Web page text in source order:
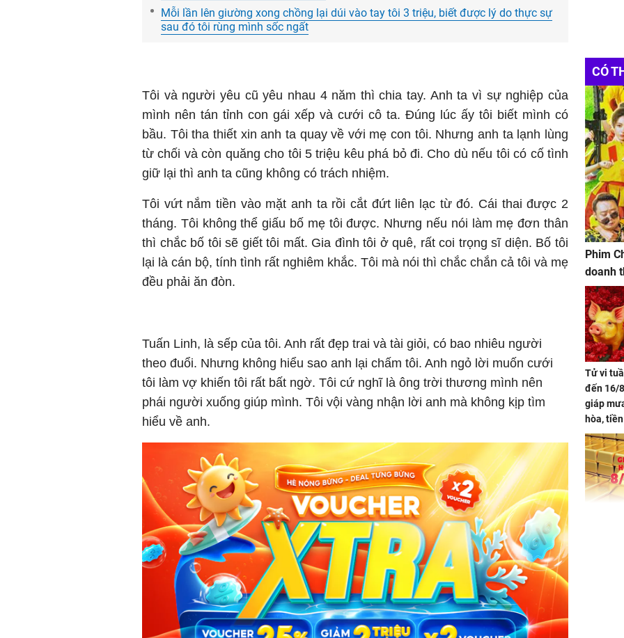
Mỗi lần lên giường xong chồng lại dúi vào tay tôi 3 triệu, biết được lý do thực sự
sau đó tôi rùng mình sốc ngất
Tôi và người yêu cũ yêu nhau 4 năm thì chia tay. Anh ta vì sự nghiệp của
mình nên tán tỉnh con gái xếp và cưới cô ta. Đúng lúc ấy tôi biết mình có
bầu. Tôi tha thiết xin anh ta quay về với mẹ con tôi. Nhưng anh ta lạnh lùng
từ chối và còn quăng cho tôi 5 triệu kêu phá bỏ đi. Cho dù nếu tôi có cố tình
giữ lại thì anh ta cũng không có trách nhiệm.
Tôi vứt nắm tiền vào mặt anh ta rồi cắt đứt liên lạc từ đó. Cái thai được 2
tháng. Tôi không thể giấu bố mẹ tôi được. Nhưng nếu nói làm mẹ đơn thân
thì chắc bố tôi sẽ giết tôi mất. Gia đình tôi ở quê, rất coi trọng sĩ diện. Bố tôi
lại là cán bộ, tính tình rất nghiêm khắc. Tôi mà nói thì chắc chắn cả tôi và mẹ
đều phải ăn đòn.
Tuấn Linh, là sếp của tôi. Anh rất đẹp trai và tài giỏi, có bao nhiêu người
theo đuổi. Nhưng không hiểu sao anh lại chấm tôi. Anh ngỏ lời muốn cưới
tôi làm vợ khiến tôi rất bất ngờ. Tôi cứ nghĩ là ông trời thương mình nên
phái người xuống giúp mình. Tôi vội vàng nhận lời anh mà không kịp tìm
hiểu về anh.
CÓ
Phim
doanh
Tử vi
đến 16/
giáp
hòa,
bạc
Quý
trình